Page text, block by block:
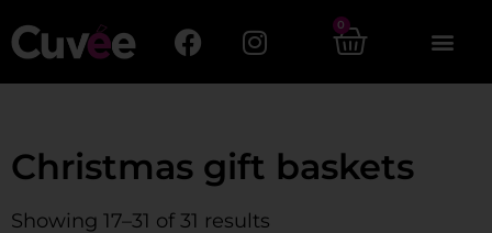
0
Christmas gift baskets
Showing 17–31 of 31 results